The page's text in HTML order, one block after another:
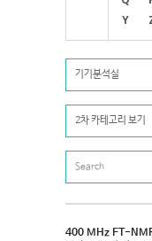
Y
기기분석실
2차 카테고리 보기
400 MHz FT-